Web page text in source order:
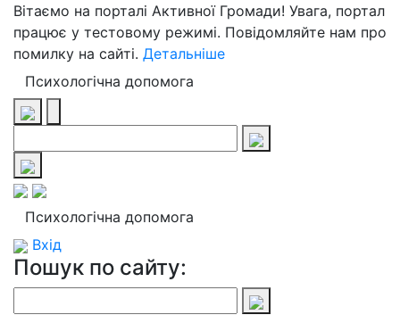
Вітаємо на порталі Активної Громади! Увага, портал
працює у тестовому режимі. Повідомляйте нам про
помилку на сайті. Детальніше
Психологічна допомога
Психологічна допомога
Вхід
Пошук по сайту: